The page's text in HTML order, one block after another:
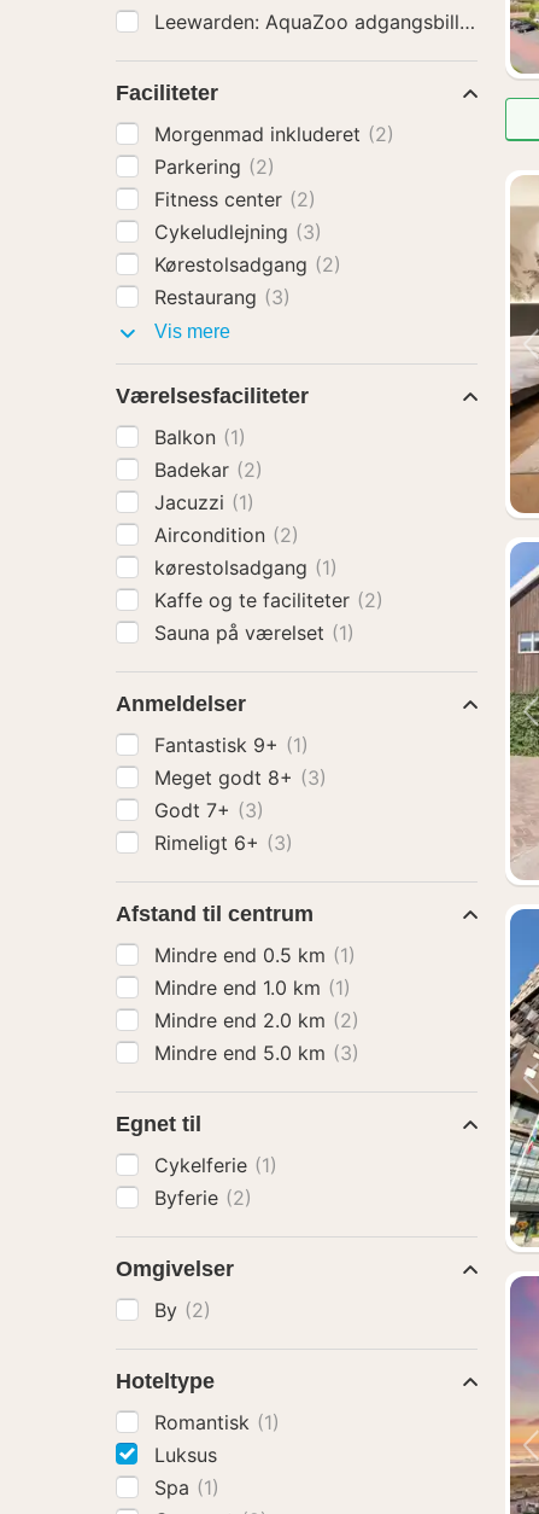
Leewarden: AquaZoo adgangsbillet
(3)
Faciliteter
Morgenmad inkluderet (2)
Parkering (2)
Fitness center (2)
Cykeludlejning (3)
Kørestolsadgang (2)
Restaurang (3)
Vis mereFaciliteter
Værelsesfaciliteter
Balkon (1)
Badekar (2)
Jacuzzi (1)
Aircondition (2)
kørestolsadgang (1)
Kaffe og te faciliteter (2)
Sauna på værelset (1)
Anmeldelser
Fantastisk 9+ (1)
Meget godt 8+ (3)
Godt 7+ (3)
Rimeligt 6+ (3)
Afstand til centrum
Mindre end 0.5 km (1)
Mindre end 1.0 km (1)
Mindre end 2.0 km (2)
Mindre end 5.0 km (3)
Egnet til
Cykelferie (1)
Byferie (2)
Omgivelser
By (2)
Hoteltype
Romantisk (1)
Luksus
Spa (1)